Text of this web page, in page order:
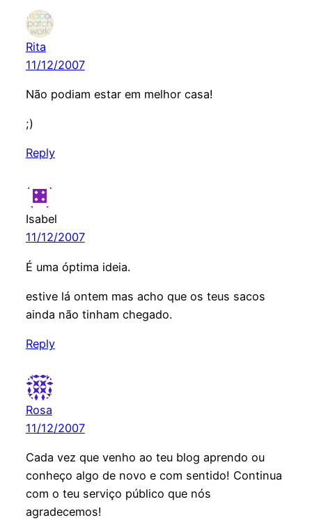
Rita
11/12/2007
Não podiam estar em melhor casa!
;)
Reply
Isabel
11/12/2007
É uma óptima ideia.
estive lá ontem mas acho que os teus sacos
ainda não tinham chegado.
Reply
Rosa
11/12/2007
Cada vez que venho ao teu blog aprendo ou
conheço algo de novo e com sentido! Continua
com o teu serviço público que nós
agradecemos!